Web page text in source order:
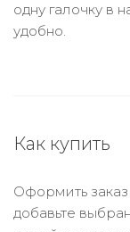
одну галочку в
удобно.
Как купить
Оформить
добавьте